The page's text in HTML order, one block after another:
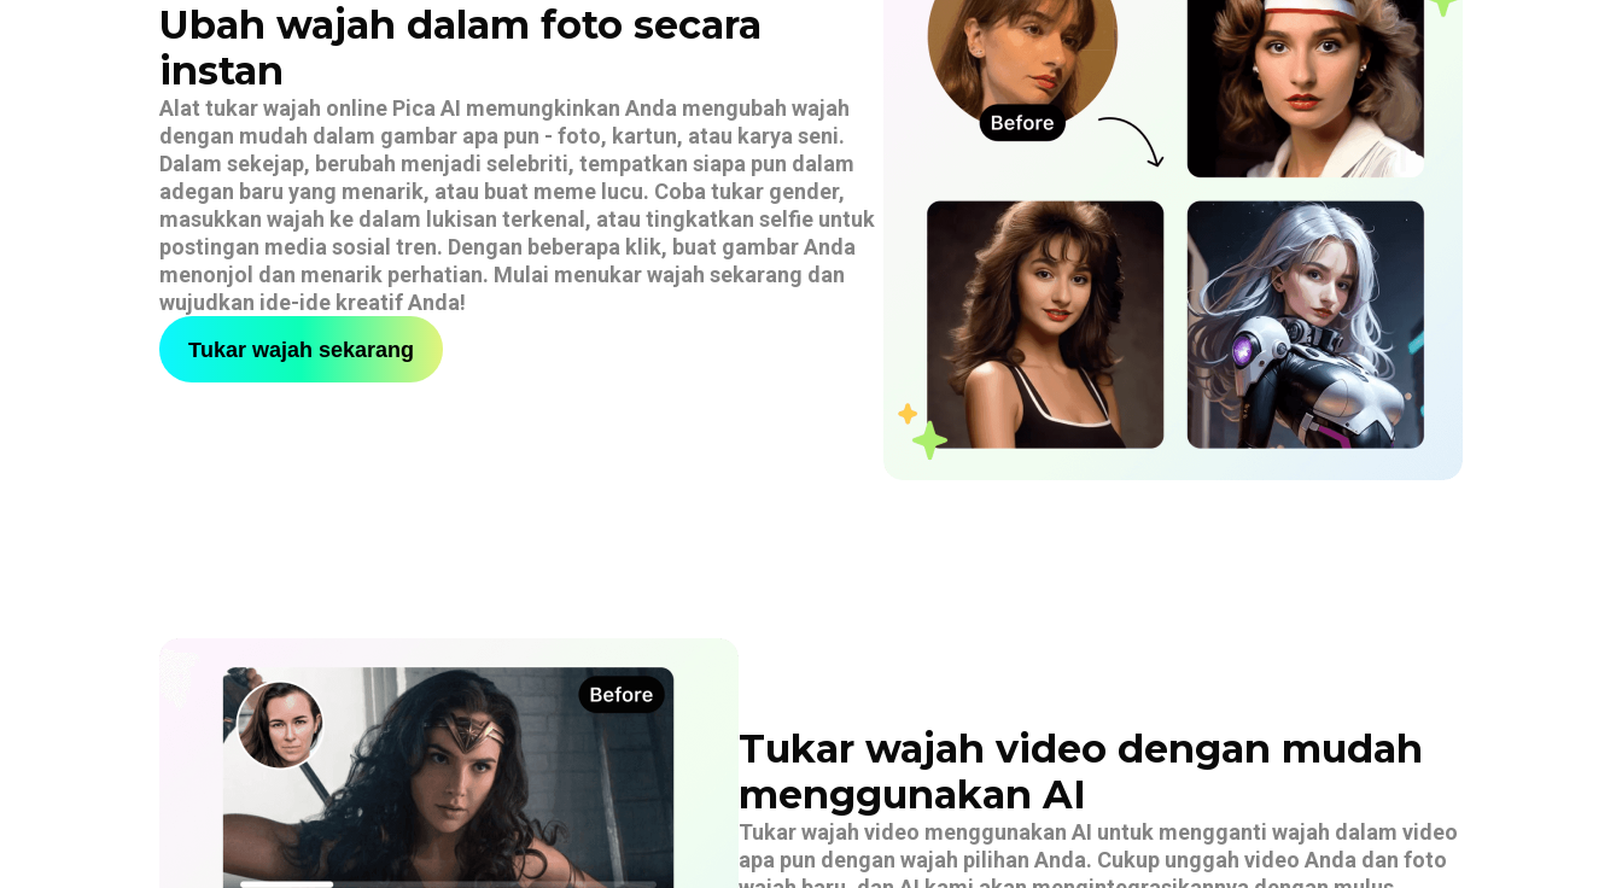
Ubah wajah dalam foto secara
instan
Alat tukar wajah online Pica AI memungkinkan Anda mengubah wajah
dengan mudah dalam gambar apa pun - foto, kartun, atau karya seni.
Dalam sekejap, berubah menjadi selebriti, tempatkan siapa pun dalam
adegan baru yang menarik, atau buat meme lucu. Coba tukar gender,
masukkan wajah ke dalam lukisan terkenal, atau tingkatkan selfie untuk
postingan media sosial tren. Dengan beberapa klik, buat gambar Anda
menonjol dan menarik perhatian. Mulai menukar wajah sekarang dan
wujudkan ide-ide kreatif Anda!
Tukar wajah sekarang
Tukar wajah video dengan mudah
menggunakan AI
Tukar wajah video menggunakan AI untuk mengganti wajah dalam video
apa pun dengan wajah pilihan Anda. Cukup unggah video Anda dan foto